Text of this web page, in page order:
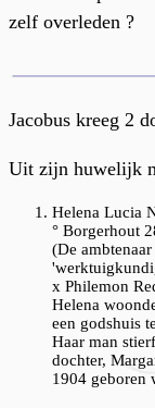
zelf overleden ?
Jacobus kreeg 2
Uit zijn huwelijk
Helena Lucia
° Borgerhout
(De
x Philemon
Helena
een godshuis
Haar man
dochter,
1904 geboren